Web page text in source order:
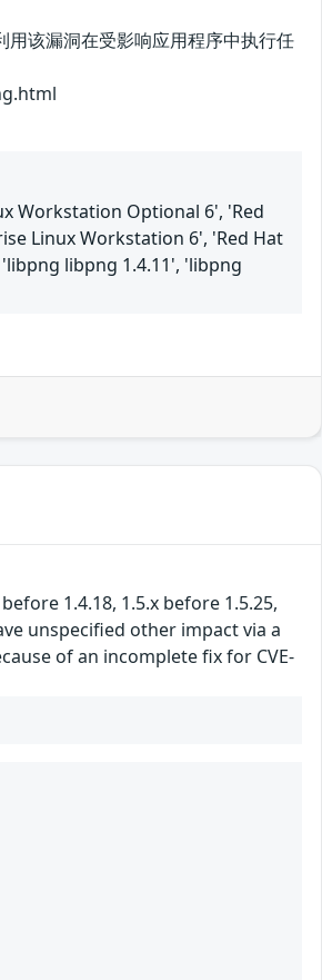
该漏洞在受影响应用程序中执行任
Workstation Optional 6', 'Red
Linux Workstation 6', 'Red Hat
'libpng libpng 1.4.11', 'libpng
1.4.18, 1.5.x before 1.5.25,
unspecified other impact via a
of an incomplete fix for CVE-